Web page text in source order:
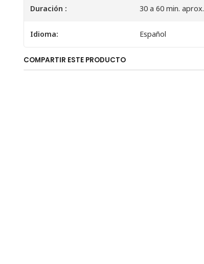
Duración : 30 a 60 min. aprox.
Idioma: Español
COMPARTIR ESTE PRODUCTO